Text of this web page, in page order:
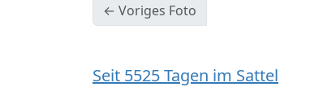
← Voriges Foto
Seit 5525 Tagen im Sattel